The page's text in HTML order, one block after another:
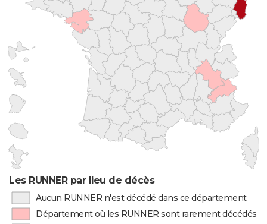
Les RUNNER par lieu de décès
Aucun RUNNER n'est décédé dans ce département
Département où les RUNNER sont rarement décédés